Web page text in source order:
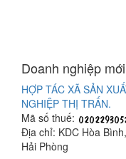
Doanh nghiệp
HỢP TÁC XÃ SẢN
NGHIỆP THỊ TRẤN.
Mã số thuế:
Địa chỉ: KDC Hòa
Hải Phòng